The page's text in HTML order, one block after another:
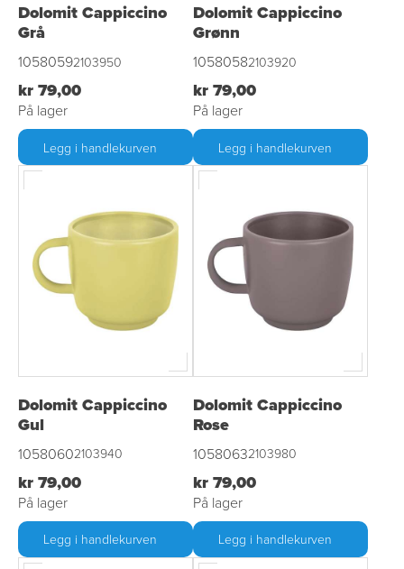
Dolomit Cappiccino
Grå
10580592103950
kr 79,00
På lager
Legg i handlekurven
Dolomit Cappiccino
Grønn
10580582103920
kr 79,00
På lager
Legg i handlekurven
Dolomit Cappiccino
Gul
10580602103940
kr 79,00
På lager
Legg i handlekurven
Dolomit Cappiccino
Rose
10580632103980
kr 79,00
På lager
Legg i handlekurven